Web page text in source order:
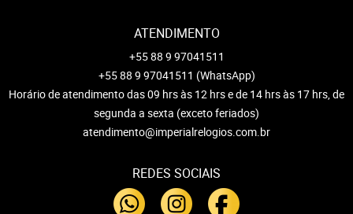
ATENDIMENTO
+55 88 9 97041511
+55 88 9 97041511 (WhatsApp)
Horário de atendimento das 09 hrs às 12 hrs e de 14 hrs às 17 hrs, de
segunda a sexta (exceto feriados)
atendimento@imperialrelogios.com.br
REDES SOCIAIS